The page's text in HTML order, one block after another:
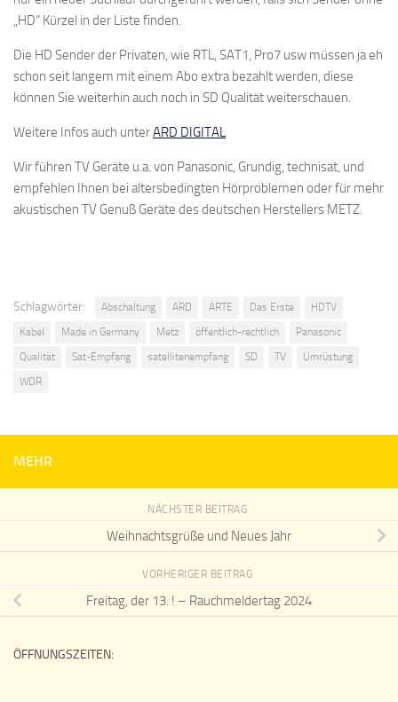
„HD“ Kürzel in der Liste finden.
Die HD Sender der Privaten, wie RTL, SAT1, Pro7 usw müssen ja eh
schon seit langem mit einem Abo extra bezahlt werden, diese
können Sie weiterhin auch noch in SD Qualität weiterschauen.
Weitere Infos auch unterARD DIGITAL
Wir führen TV Geräte u.a. von Panasonic, Grundig, technisat, und
empfehlen Ihnen bei altersbedingten Hörproblemen oder für mehr
akustischen TV Genuß Geräte des deutschen Herstellers METZ.
Schlagwörter: Abschaltung ARD ARTE Das Erste
HDTV
Kabel
Made in Germany Metz öffentlich-rechtlich
Panasonic
Qualität
Sat-Empfang satellitenempfang SD TV
Umrüstung
WDR
MEHR
NÄCHSTER BEITRAG
Weihnachtsgrüße und Neues Jahr
VORHERIGER BEITRAG
Freitag, der 13. ! – Rauchmeldertag 2024
ÖFFNUNGSZEITEN: